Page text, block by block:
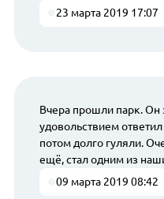
23 марта 2019 17:07
Вчера прошли парк. Он
удовольствием
потом долго гуляли.
ещё, стал одним из
09 марта 2019 08:42